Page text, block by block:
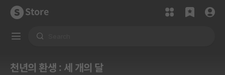
Store
천년의 환생 : 세 개의 달